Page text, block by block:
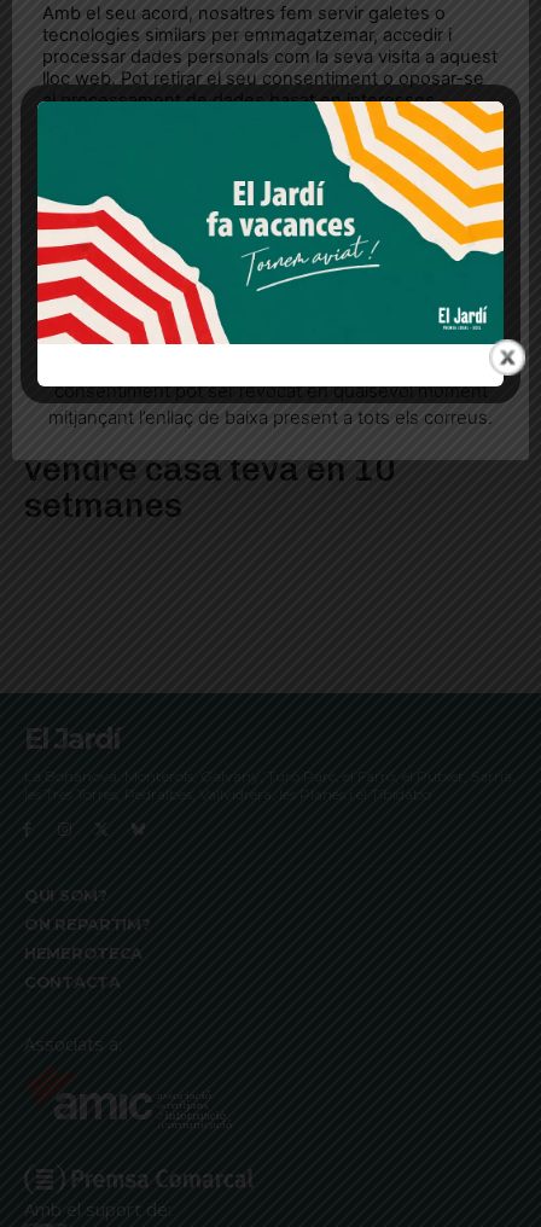
Cinc principis bàsics per
vendre casa teva en 10
setmanes
El Jardí
La Bonanova, Monterols, Galvany, Turó Parc, el Farró, el Putxet, Sarrià,
les Tres Torres, Pedralbes, Vallvidrera, les Planes i el Tibidabo
QUI SOM?
ON REPARTIM?
HEMEROTECA
CONTACTA
Associats a:
Amb el suport de:
Amb el seu acord, nosaltres fem servir galetes o
tecnologies similars per emmagatzemar, accedir i
processar dades personals com la seva visita a aquest
lloc web. Pot retirar el seu consentiment o oposar-se
al processament de dades basat en interessos
legítims en qualsevol moment fent clic a "Ajustos de
cookies" o a la nostra Política de privacitat en aquest
lloc web. Si cliques "acceptar" dones el teu
Més informació Acceptar Rebutjar tot
Quan l’usuari crea un compte al Diari el Jardí, dona el
seu consentiment explícit per rebre comunicacions
consentiment pot ser revocat en qualsevol moment
mitjançant l’enllaç de baixa present a tots els correus.